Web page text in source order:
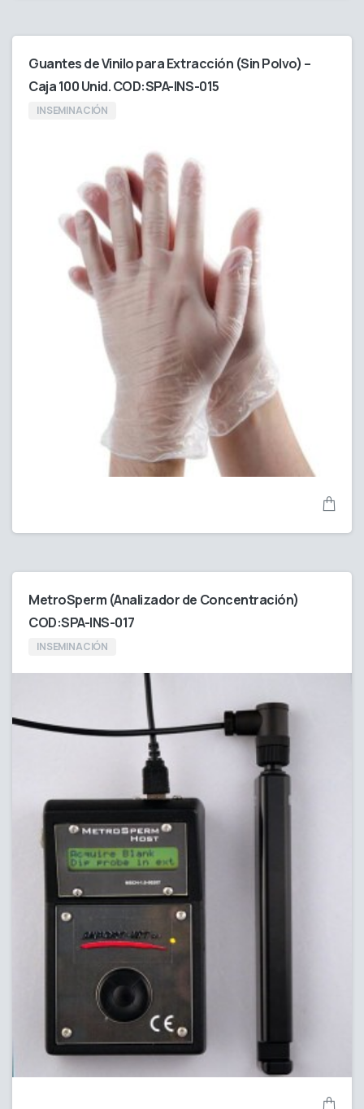
Guantes de Vinilo para Extracción (Sin Polvo) –
Caja 100 Unid. COD:SPA-INS-015
INSEMINACIÓN
MetroSperm (Analizador de Concentración)
COD:SPA-INS-017
INSEMINACIÓN